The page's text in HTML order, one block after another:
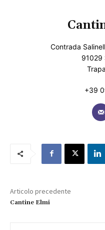
Contrada
91029
+39
Articolo precedente
Cantine Elmi